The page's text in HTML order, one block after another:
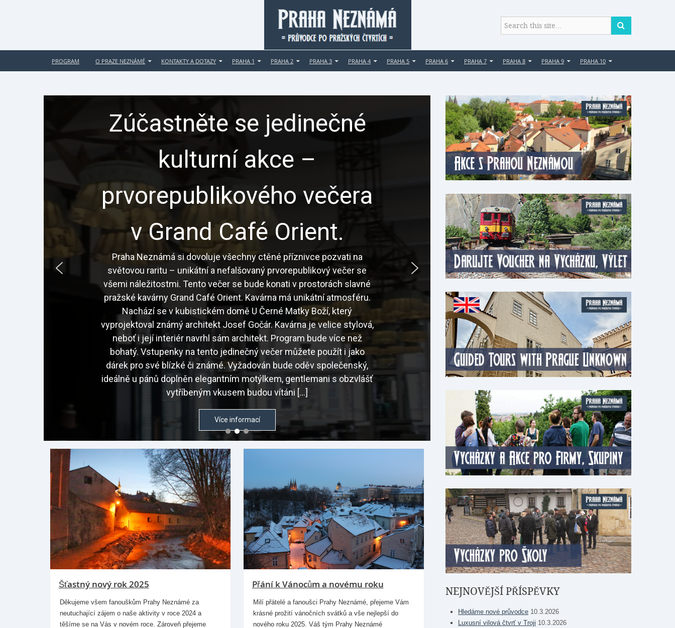
PROGRAM O PRAZE NEZNÁMÉ KONTAKTY A DOTAZY PRAHA 1 PRAHA 2 PRAHA 3 PRAHA 4 PRAHA 5 PRAHA 6 PRAHA 7 PRAHA 8 PRAHA 9 PRAHA 10
Zúčastněte se jedinečné
kulturní akce –
prvorepublikového večera
v Grand Café Orient.
Praha Neznámá si dovoluje všechny ctěné příznivce pozvati na
světovou raritu – unikátní a nefalšovaný prvorepublikový večer se
všemi náležitostmi. Tento večer se bude konati v prostorách slavné
pražské kavárny Grand Café Orient. Kavárna má unikátní atmosféru.
Nachází se v kubistickém domě U Černé Matky Boží, který
vyprojektoval známý architekt Josef Gočár. Kavárna je velice stylová,
neboť i její interiér navrhl sám architekt. Program bude více než
bohatý. Vstupenky na tento jedinečný večer můžete použít i jako
dárek pro své blízké či známé. Vyžadován bude oděv společenský,
ideálně u pánů doplněn elegantním motýlkem, gentlemani s obzvlášť
vytříbeným vkusem budou vítáni […]
Více informací
Šťastný nový rok 2025
Děkujeme všem fanouškům Prahy Neznámé za
neutuchající zájem o naše aktivity v roce 2024 a
těšíme se na Vás v novém roce. Zároveň přejeme
Přání k Vánocům a novému roku
Milí přátelé a fanoušci Prahy Neznámé, přejeme Vám
krásné prožití vánočních svátků a vše nejlepší do
nového roku 2025. Váš tým Prahy Neznámé
NEJNOVĚJŠÍ PŘÍSPĚVKY
Hledáme nové průvodce 10.3.2026
Luxusní vilová čtvrť v Troji 10.3.2026